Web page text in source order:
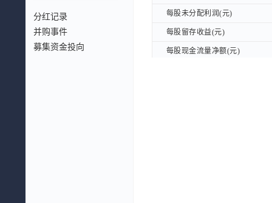
分红记录
并购事件
募集资金投向
每股未分配利润(元)
每股留存收益(元)
每股现金流量净额(元)
每股未分配利润(元)
每股留存收益(元)
每股现金流量净额(元)